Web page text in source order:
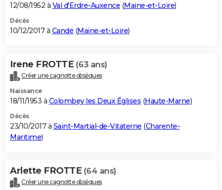
12/08/1952 à Val d'Erdre-Auxence (Maine-et-Loire)
Décès
10/12/2017 à Candé (Maine-et-Loire)
Irene FROTTE (63 ans)
Créer une cagnotte obsèques
Naissance
18/11/1953 à Colombey les Deux Églises (Haute-Marne)
Décès
23/10/2017 à Saint-Martial-de-Vitaterne (Charente-
Maritime)
Arlette FROTTE (64 ans)
Créer une cagnotte obsèques